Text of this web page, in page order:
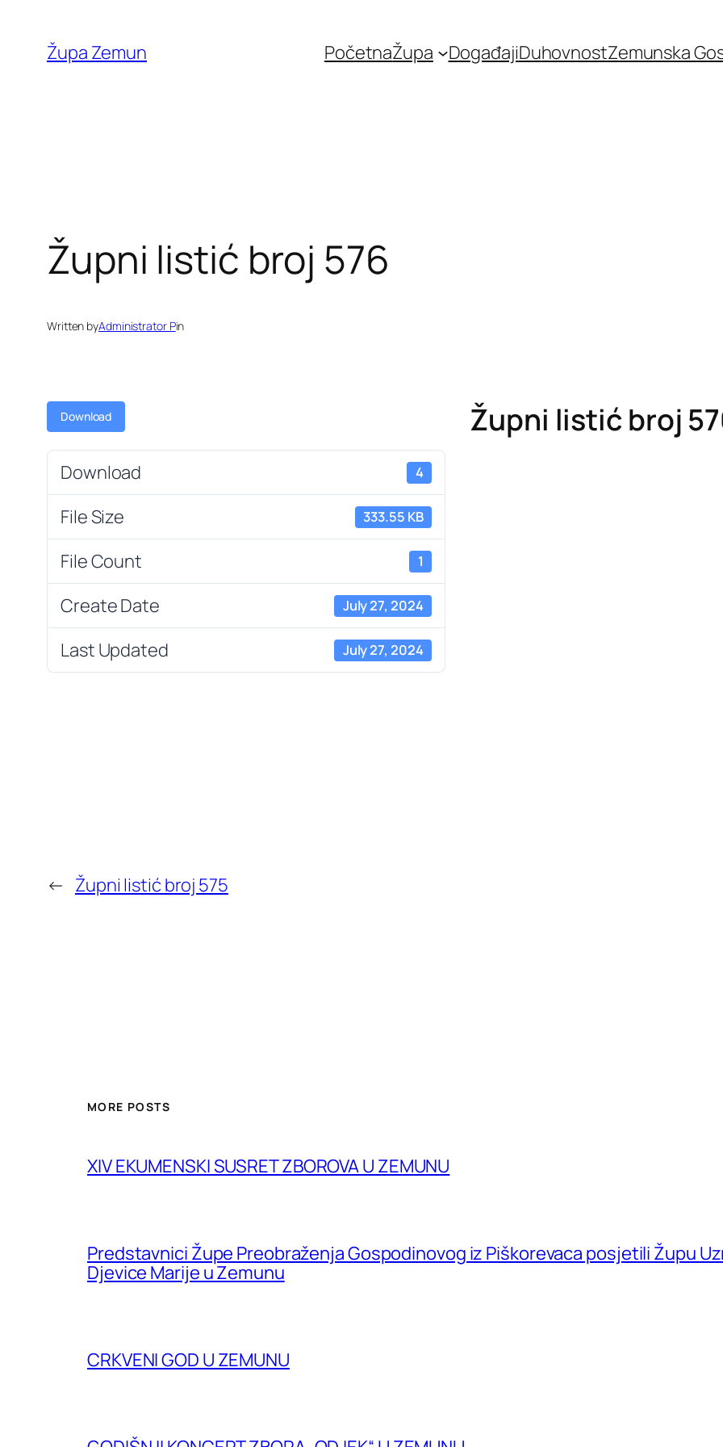
content
Župa Zemun PočetnaŽupa DogađajiDuhovnostZemunska
Župni listić broj 576
Written byAdministrator Pin
Download
Download 4
File Size 333.55 KB
File Count 1
Create Date July 27, 2024
Last Updated July 27, 2024
Župni listić broj
← Župni listić broj 575
MORE POSTS
XIV EKUMENSKI SUSRET ZBOROVA U ZEMUNU
Predstavnici Župe Preobraženja Gospodinovog iz Piškorevaca posjetili Župu
Djevice Marije u Zemunu
CRKVENI GOD U ZEMUNU